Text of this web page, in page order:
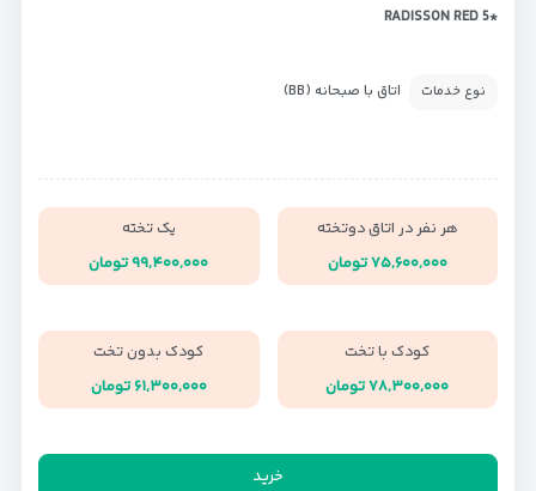
*RADISSON RED 5
نوع خدمات اتاق با صبحانه (BB)
هر نفر در اتاق دوتخته
۷۵,۶۰۰,۰۰۰ تومان
یک تخته
۹۹,۴۰۰,۰۰۰ تومان
کودک با تخت
۷۸,۳۰۰,۰۰۰ تومان
کودک بدون تخت
۶۱,۳۰۰,۰۰۰ تومان
خرید